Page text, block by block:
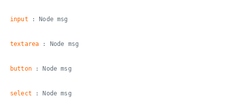
input : Node msg
textarea : Node msg
button: Node msg
select : Node msg